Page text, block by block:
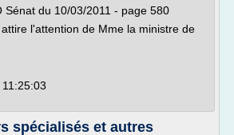
Sénat du 10/03/2011 - page 580
l'attention de Mme la ministre de
spécialisés et autres